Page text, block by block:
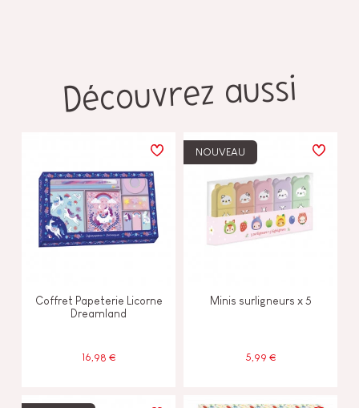
Découvrez aussi
Coffret Papeterie Licorne
Dreamland
16,98 €
NOUVEAU
Minis surligneurs x 5
5,99 €